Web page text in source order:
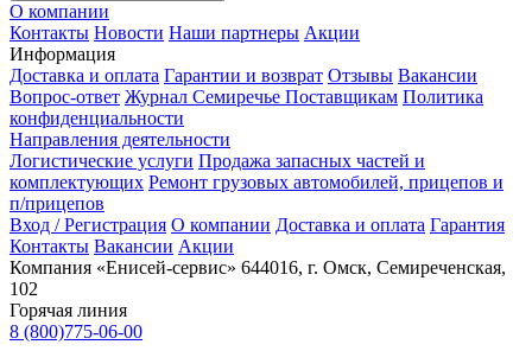
О компании
Контакты Новости Наши партнеры Акции
Информация
Доставка и оплата Гарантии и возврат Отзывы Вакансии
Вопрос-ответ Журнал Семиречье Поставщикам Политика
конфиденциальности
Направления деятельности
Логистические услуги Продажа запасных частей и
комплектующих Ремонт грузовых автомобилей, прицепов и
п/прицепов
Вход / Регистрация О компании Доставка и оплата Гарантия
Контакты Вакансии Акции
Компания «Енисей-сервис» 644016, г. Омск, Семиреченская,
102
Горячая линия
8 (800)775-06-00